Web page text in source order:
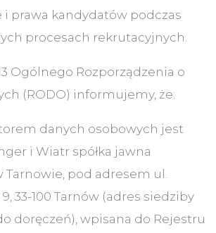
i prawa kandydatów podczas
procesach rekrutacyjnych.
Ogólnego Rozporządzenia o
(RODO) informujemy, że:
danych osobowych jest
i Wiatr spółka jawna
Tarnowie, pod adresem ul.
33-100 Tarnów (adres siedziby
doręczeń), wpisana do Rejestru